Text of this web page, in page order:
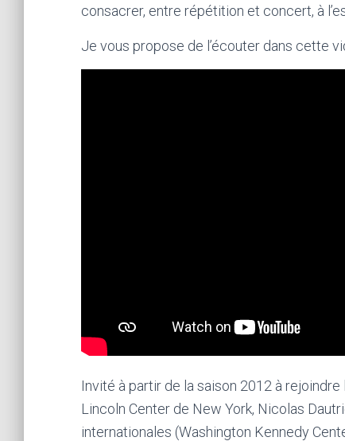
consacrer, entre répétition et concert, à
Je vous propose de l’écouter dans cette
Invité à partir de la saison 2012 à
Lincoln Center de New York, Nicolas
internationales (Washington Kennedy